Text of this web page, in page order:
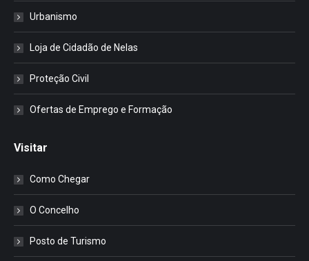
Urbanismo
Loja de Cidadão de Nelas
Proteção Civil
Ofertas de Emprego e Formação
Visitar
Como Chegar
O Concelho
Posto de Turismo